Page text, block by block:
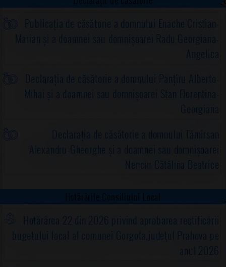
Publicația de căsătorie a domnului Enache Cristian-
Marian și a doamnei sau domnișoarei Radu Georgiana-
Angelica
Declarația de căsătorie a domnului Panțîru Alberto-
Mihai și a doamnei sau domnișoarei Stan Florentina-
Georgiana
Declarația de căsătorie a domnului Tămîrsan
Alexandru-Gheorghe și a doamnei sau domnișoarei
Nenciu Cătălina Beatrice
Hotărârile Consiliului Local
Hotărârea 22 din 2026 privind aprobarea rectificării
bugetului local al comunei Gorgota,judeţul Prahova pe
anul 2026